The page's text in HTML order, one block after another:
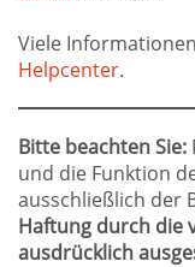
Viele
Helpcenter.
Bitte beachten Sie:
und die Funktion
ausschließlich der
Haftung durch die
ausdrücklich